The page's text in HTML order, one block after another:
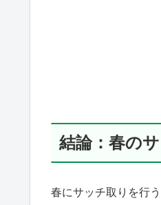
結論：春の
春にサッチ取りを行